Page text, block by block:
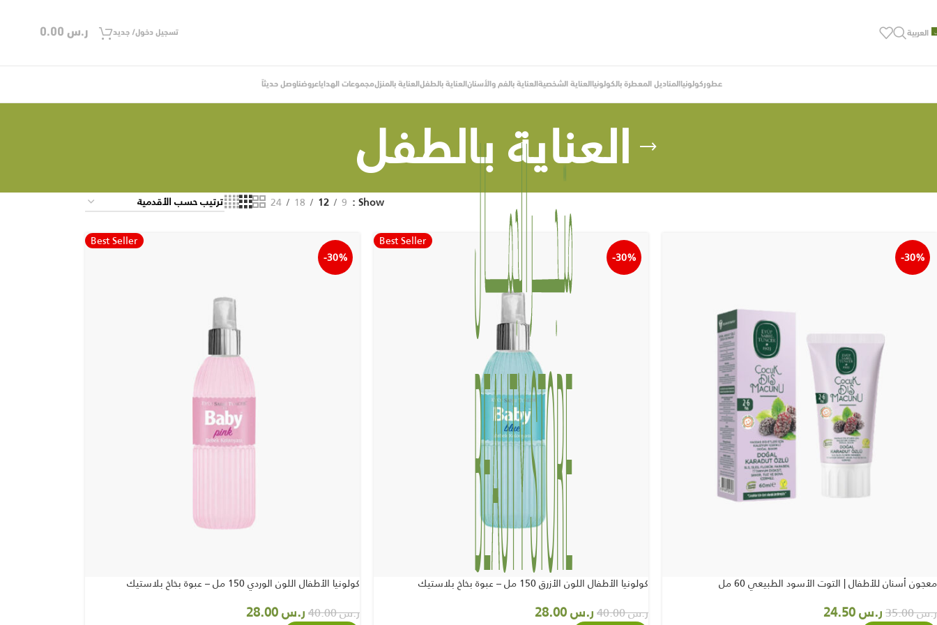
العربية تسجيل دخول/ جديد ر.س0.00
عطوركولونيا المناديل المعطرة بالكولونيا العناية الشخصيةالعناية بالفم والأسنانالعناية بالطفلالعناية بالمنزلمجموعات الهداياعروضناوصل حديثاً
العناية بالطفل
Show
9
12
18
24
-30%
معجون أسنان للأطفال | التوت الأسود الطبيعي 60 مل
ر.س35.00 ر.س
Best Seller
-30%
كولونيا الأطفال اللون الأزرق 150 مل – عبوة بخاخ بلاستيك
ر.س40.00 ر.س
Best Seller
-30%
كولونيا الأطفال اللون الوردي 150 مل – عبوة بخاخ بلاستيك
ر.س40.00 ر.س